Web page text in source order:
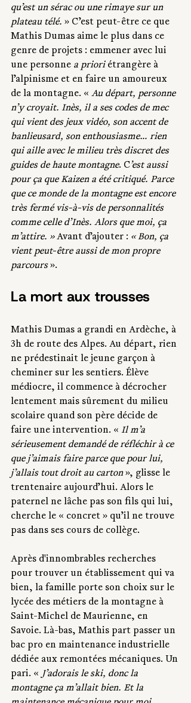
qu’est un sérac ou une rimaye sur un
plateau télé. » C’est peut-être ce que
Mathis Dumas aime le plus dans ce
genre de projets : emmener avec lui
une personne a priori étrangère à
l’alpinisme et en faire un amoureux
de la montagne. « Au départ, personne
n’y croyait. Inès, il a ses codes de mec
qui vient des jeux vidéo, son accent de
banlieusard, son enthousiasme… rien
qui aille avec le milieu très discret des
guides de haute montagne. C’est aussi
pour ça que Kaizen a été critiqué. Parce
que ce monde de la montagne est encore
très fermé vis-à-vis de personnalités
comme celle d’Inès. Alors que moi, ça
m’attire. » Avant d’ajouter : « Bon, ça
vient peut-être aussi de mon propre
parcours ».
La mort aux trousses
Mathis Dumas a grandi en Ardèche, à
3h de route des Alpes. Au départ, rien
ne prédestinait le jeune garçon à
cheminer sur les sentiers. Élève
médiocre, il commence à décrocher
lentement mais sûrement du milieu
scolaire quand son père décide de
faire une intervention. « Il m’a
sérieusement demandé de réfléchir à ce
que j’aimais faire parce que pour lui,
j’allais tout droit au carton », glisse le
trentenaire aujourd’hui. Alors le
paternel ne lâche pas son fils qui lui,
cherche le « concret » qu’il ne trouve
pas dans ses cours de collège.
Après d'innombrables recherches
pour trouver un établissement qui va
bien, la famille porte son choix sur le
lycée des métiers de la montagne à
Saint-Michel de Maurienne, en
Savoie. Là-bas, Mathis part passer un
bac pro en maintenance industrielle
dédiée aux remontées mécaniques. Un
pari. « J’adorais le ski, donc la
montagne ça m’allait bien. Et la